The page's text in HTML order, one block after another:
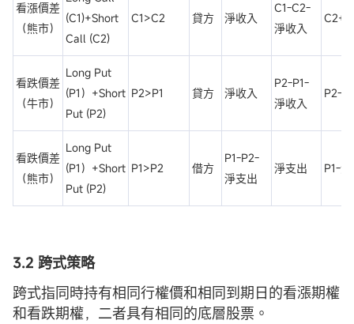
看漲價差
（熊市）
(C1)+Short
Call (C2)
C1>C2 貸方 淨收入
C1-C2-
淨收入
C2+
看跌價差
（牛市）
Long Put
(P1）+Short
Put (P2)
P2>P1 貸方 淨收入
P2-P1-
淨收入
P2-
看跌價差
（熊市）
Long Put
(P1）+Short
Put (P2)
P1>P2 借方
P1-P2-
淨支出
淨支出 P1-
3.2 跨式策略
跨式指同時持有相同行權價和相同到期日的看漲期權
和看跌期權，二者具有相同的底層股票。